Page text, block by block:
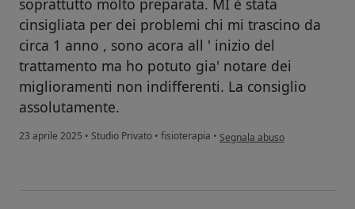
soprattutto molto preparata. MI è stata
cinsigliata per dei problemi chi mi trascino da
circa 1 anno , sono acora all ' inizio del
trattamento ma ho potuto gia' notare dei
miglioramenti non indifferenti. La consiglio
assolutamente.
23 aprile 2025 • Studio Privato • fisioterapia • secondo l'opinione dell'utente
Segnala abuso